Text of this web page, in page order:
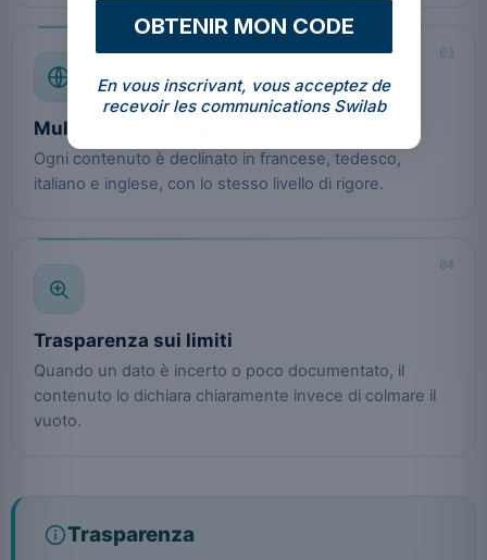
03
Multilingue e omogeneo
Ogni contenuto è declinato in francese, tedesco,
italiano e inglese, con lo stesso livello di rigore.
04
Trasparenza sui limiti
Quando un dato è incerto o poco documentato, il
contenuto lo dichiara chiaramente invece di colmare il
vuoto.
Trasparenza
OBTENIR MON CODE
En vous inscrivant, vous acceptez de
recevoir les communications Swilab